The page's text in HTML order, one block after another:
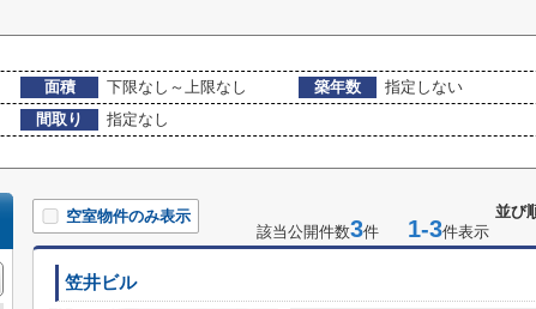
面積 下限なし～上限なし 築年数
指定しない
間取り
指定なし
並び
空室物件のみ表示
該当公開件数3件 1-3件表示
笠井ビル